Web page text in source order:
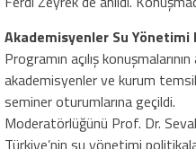
Akademisyenler Su Yönetimi
Programın açılış
akademisyenler ve kurum
seminer oturumlarına geçildi.
Moderatörlüğünü Prof. Dr.
Türkiye’nin su yönetimi